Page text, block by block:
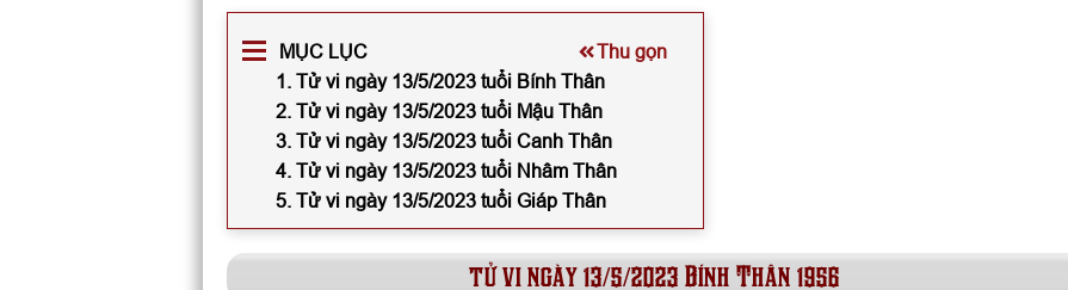
MỤC LỤC
Thu gọn
1. Tử vi ngày 13/5/2023 tuổi Bính Thân
2. Tử vi ngày 13/5/2023 tuổi Mậu Thân
3. Tử vi ngày 13/5/2023 tuổi Canh Thân
4. Tử vi ngày 13/5/2023 tuổi Nhâm Thân
5. Tử vi ngày 13/5/2023 tuổi Giáp Thân
tử vi ngày 13/5/2023 Bính Thân 1956